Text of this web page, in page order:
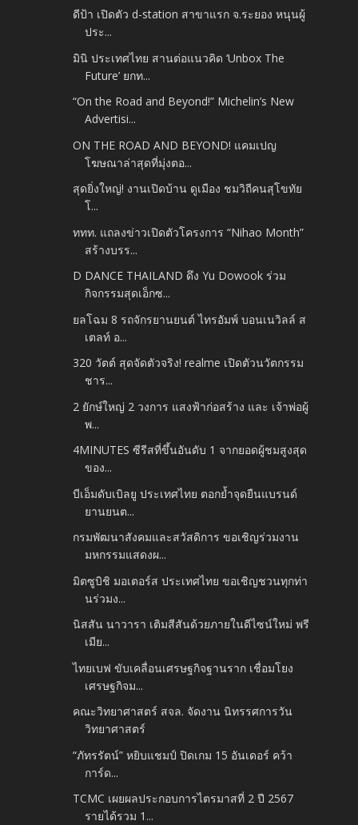
ดีป้า เปิดตัว d-station สาขาแรก จ.ระยอง หนุนผู้
ประ...
มินิ ประเทศไทย สานต่อแนวคิด ‘Unbox The
Future’ ยกท...
“On the Road and Beyond!” Michelin’s New
Advertisi...
ON THE ROAD AND BEYOND! แคมเปญ
โฆษณาล่าสุดที่มุ่งตอ...
สุดยิ่งใหญ่! งานเปิดบ้าน ดูเมือง ชมวิถีคนสุโขทัย
โ...
ททท. แถลงข่าวเปิดตัวโครงการ “Nihao Month”
สร้างบรร...
D DANCE THAILAND ดึง Yu Dowook ร่วม
กิจกรรมสุดเอ็กซ...
ยลโฉม 8 รถจักรยานยนต์ ไทรอัมพ์ บอนเนวิลล์ ส
เตลท์ อ...
320 วัตต์ สุดจัดตัวจริง! realme เปิดตัวนวัตกรรม
ชาร...
2 ยักษ์ใหญ่ 2 วงการ แสงฟ้าก่อสร้าง และ เจ้าพ่อผู้
พ...
4MINUTES ซีรีสที่ขึ้นอันดับ 1 จากยอดผู้ชมสูงสุด
ของ...
บีเอ็มดับเบิลยู ประเทศไทย ตอกย้ำจุดยืนแบรนด์
ยานยนต...
กรมพัฒนาสังคมและสวัสดิการ ขอเชิญร่วมงาน
มหกรรมแสดงผ...
มิตซูบิชิ มอเตอร์ส ประเทศไทย ขอเชิญชวนทุกท่า
นร่วมง...
นิสสัน นาวารา เติมสีสันด้วยภายในดีไซน์ใหม่ พรี
เมีย...
ไทยเบฟ ขับเคลื่อนเศรษฐกิจฐานราก เชื่อมโยง
เศรษฐกิจม...
คณะวิทยาศาสตร์ สจล. จัดงาน นิทรรศการวัน
วิทยาศาสตร์
“ภัทรรัตน์” หยิบแชมป์ ปิดเกม 15 อันเดอร์ คว้า
การ์ด...
TCMC เผยผลประกอบการไตรมาสที่ 2 ปี 2567
รายได้รวม 1...